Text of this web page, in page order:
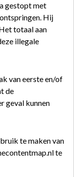
gestopt met
Hij
totaal aan
illegale
van eerste en/of
de
geval kunnen
te maken van
te